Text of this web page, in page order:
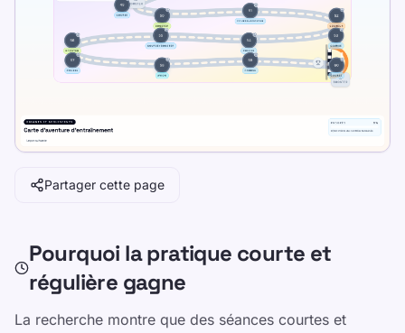
the same settings.
Faites un test de vitesse, suivez des leçons
gratuites et entraînez-vous chaque jour pour
Partager cette page
Pourquoi la pratique courte et
régulière gagne
La recherche montre que des séances courtes et